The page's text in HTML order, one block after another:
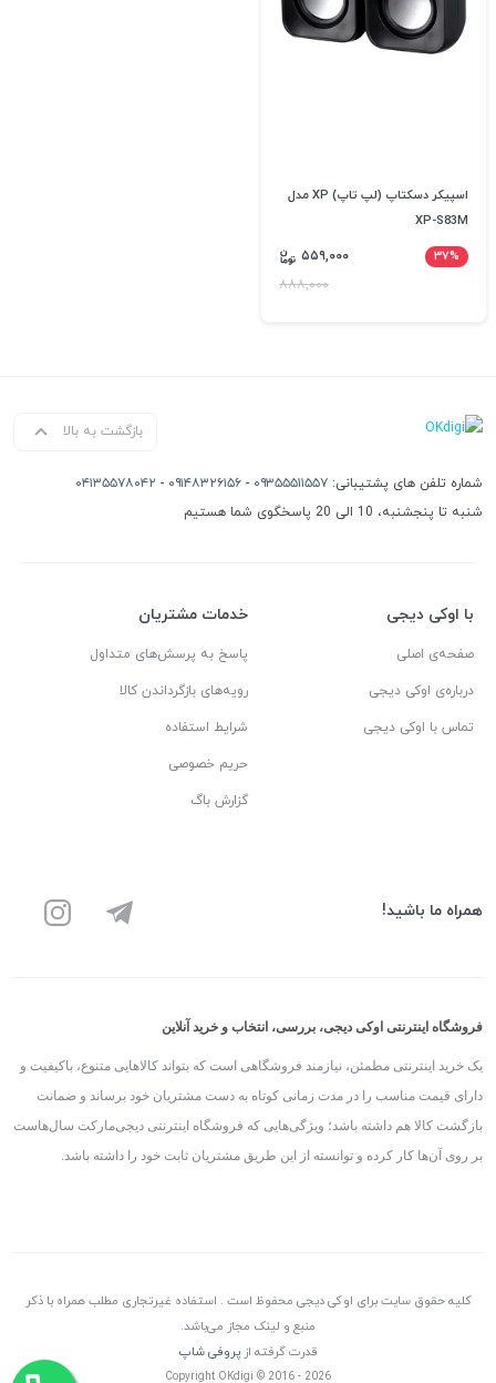
اسپیکر دسکتاپ (لپ تاپ) XP مدل
XP-S83M
۳۷%
۵۵۹,۰۰۰
۸۸۸,۰۰۰
بازگشت به بالا
شماره تلفن های پشتیبانی: ۰۹۳۵۵۵۱۱۵۵۷ - ۰۹۱۴۸۳۲۶۱۵۶ - ۰۴۱۳۵۵۷۸۰۴۲
شنبه تا پنجشنبه، 10 الی 20 پاسخگوی شما هستیم
با اوکی دیجی
صفحه‌ی اصلی
درباره‌ی اوکی دیجی
تماس با اوکی دیجی
خدمات مشتریان
پاسخ به پرسش‌های متداول
رویه‌های بازگرداندن کالا
شرایط استفاده
حریم خصوصی
گزارش باگ
همراه ما باشید!
فروشگاه اینترنتی اوکی دیجی، بررسی، انتخاب و خرید آنلاین
یک خرید اینترنتی مطمئن، نیازمند فروشگاهی است که بتواند کالاهایی متنوع، باکیفیت و
دارای قیمت مناسب را در مدت زمانی کوتاه به دست مشتریان خود برساند و ضمانت
بازگشت کالا هم داشته باشد؛ ویژگی‌هایی که فروشگاه اینترنتی دیجی‌مارکت سال‌هاست
بر روی آن‌ها کار کرده و توانسته از این طریق مشتریان ثابت خود را داشته باشد.
کلیه حقوق سایت برای اوکی دیجی محفوظ است . استفاده غیرتجاری مطلب همراه با ذکر
منبع و لینک مجاز می‌باشد.
قدرت گرفته ازپروفی شاپ
Copyright OKdigi © 2016 - 2026